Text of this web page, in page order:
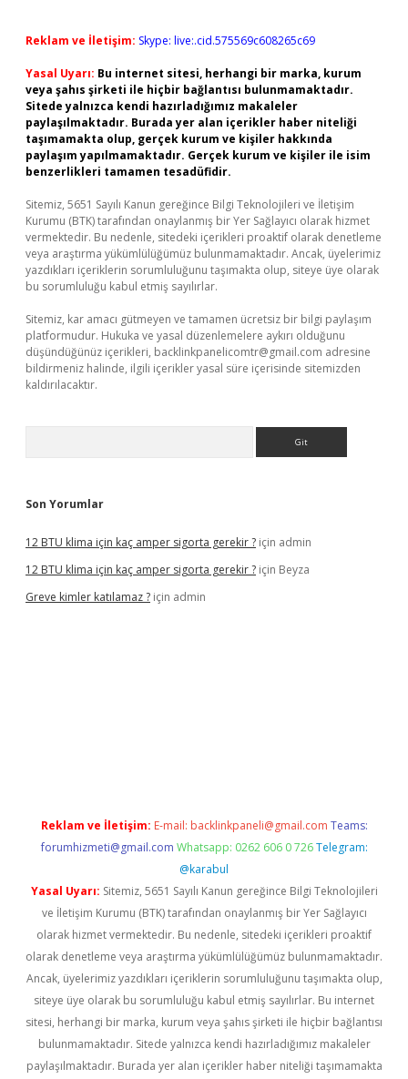
Reklam ve İletişim: Skype: live:.cid.575569c608265c69
Yasal Uyarı: Bu internet sitesi, herhangi bir marka, kurum
veya şahıs şirketi ile hiçbir bağlantısı bulunmamaktadır.
Sitede yalnızca kendi hazırladığımız makaleler
paylaşılmaktadır. Burada yer alan içerikler haber niteliği
taşımamakta olup, gerçek kurum ve kişiler hakkında
paylaşım yapılmamaktadır. Gerçek kurum ve kişiler ile isim
benzerlikleri tamamen tesadüfidir.
Sitemiz, 5651 Sayılı Kanun gereğince Bilgi Teknolojileri ve İletişim
Kurumu (BTK) tarafından onaylanmış bir Yer Sağlayıcı olarak hizmet
vermektedir. Bu nedenle, sitedeki içerikleri proaktif olarak denetleme
veya araştırma yükümlülüğümüz bulunmamaktadır. Ancak, üyelerimiz
yazdıkları içeriklerin sorumluluğunu taşımakta olup, siteye üye olarak
bu sorumluluğu kabul etmiş sayılırlar.
Sitemiz, kar amacı gütmeyen ve tamamen ücretsiz bir bilgi paylaşım
platformudur. Hukuka ve yasal düzenlemelere aykırı olduğunu
düşündüğünüz içerikleri, backlinkpanelicomtr@gmail.com adresine
bildirmeniz halinde, ilgili içerikler yasal süre içerisinde sitemizden
kaldırılacaktır.
Son Yorumlar
12 BTU klima için kaç amper sigorta gerekir ? için admin
12 BTU klima için kaç amper sigorta gerekir ? için Beyza
Greve kimler katılamaz ? için admin
Reklam ve İletişim: E-mail: backlinkpaneli@gmail.com Teams:
forumhizmeti@gmail.com Whatsapp: 0262 606 0 726 Telegram:
@karabul
Yasal Uyarı: Sitemiz, 5651 Sayılı Kanun gereğince Bilgi Teknolojileri
ve İletişim Kurumu (BTK) tarafından onaylanmış bir Yer Sağlayıcı
olarak hizmet vermektedir. Bu nedenle, sitedeki içerikleri proaktif
olarak denetleme veya araştırma yükümlülüğümüz bulunmamaktadır.
Ancak, üyelerimiz yazdıkları içeriklerin sorumluluğunu taşımakta olup,
siteye üye olarak bu sorumluluğu kabul etmiş sayılırlar. Bu internet
sitesi, herhangi bir marka, kurum veya şahıs şirketi ile hiçbir bağlantısı
bulunmamaktadır. Sitede yalnızca kendi hazırladığımız makaleler
paylaşılmaktadır. Burada yer alan içerikler haber niteliği taşımamakta